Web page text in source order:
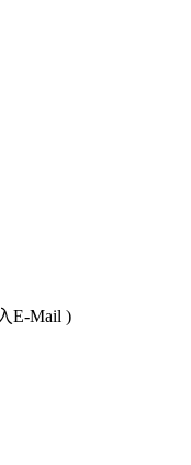
E-Mail )